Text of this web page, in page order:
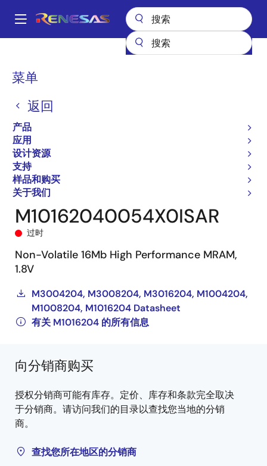
到
Main
菜单
返回
产品
应用
设计资源
支持
样品和购买
关于我们
面
屑
M1016204 M10162040054X0ISAR
M10162040054X0ISAR
过时
Non-Volatile 16Mb High Performance MRAM,
1.8V
M3004204, M3008204, M3016204, M1004204,
M1008204, M1016204 Datasheet
有关 M1016204 的所有信息
向分销商购买
授权分销商可能有库存。定价、库存和条款完全取决
于分销商。请访问我们的目录以查找您当地的分销
商。
查找您所在地区的分销商